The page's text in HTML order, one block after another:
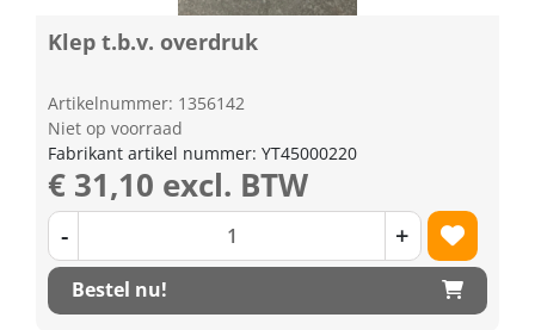
Klep t.b.v. overdruk
Artikelnummer: 1356142
Niet op voorraad
Fabrikant artikel nummer: YT45000220
€ 31,10 excl. BTW
- +
Bestel nu!